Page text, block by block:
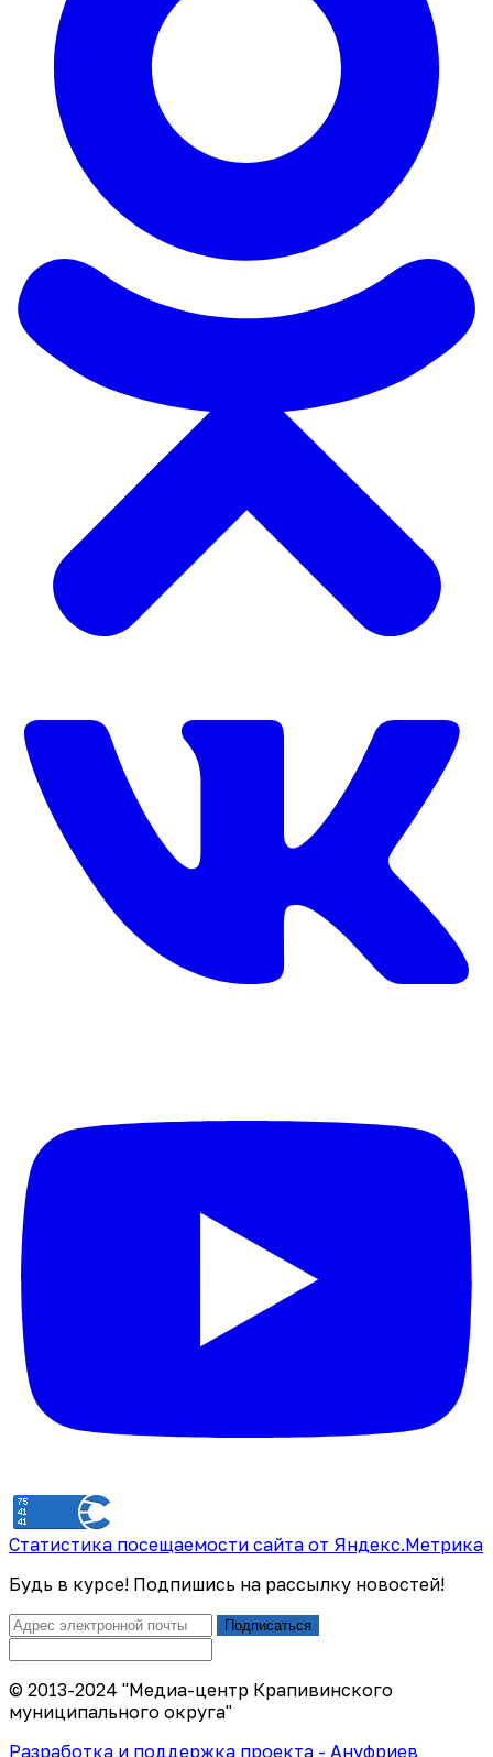
Статистика посещаемости сайта от Яндекс.Метрика
Будь в курсе! Подпишись на рассылку новостей!
Подписаться
© 2013-2024 "Медиа-центр Крапивинского
муниципального округа"
Разработка и поддержка проекта - Ануфриев